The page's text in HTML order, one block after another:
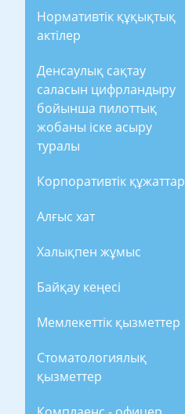
Нормативтік құқықтық
актілер
Денсаулық сақтау
саласын цифрландыру
бойынша пилоттық
жобаны іске асыру
туралы
Корпоративтік құжаттар
Алғыс хат
Халықпен жұмыс
Байқау кеңесі
Мемлекеттік қызметтер
Стоматологиялық
қызметтер